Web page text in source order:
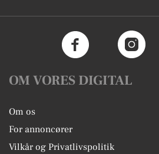
OM VORES DIGITAL
Om os
For annoncører
Vilkår og Privatlivspolitik